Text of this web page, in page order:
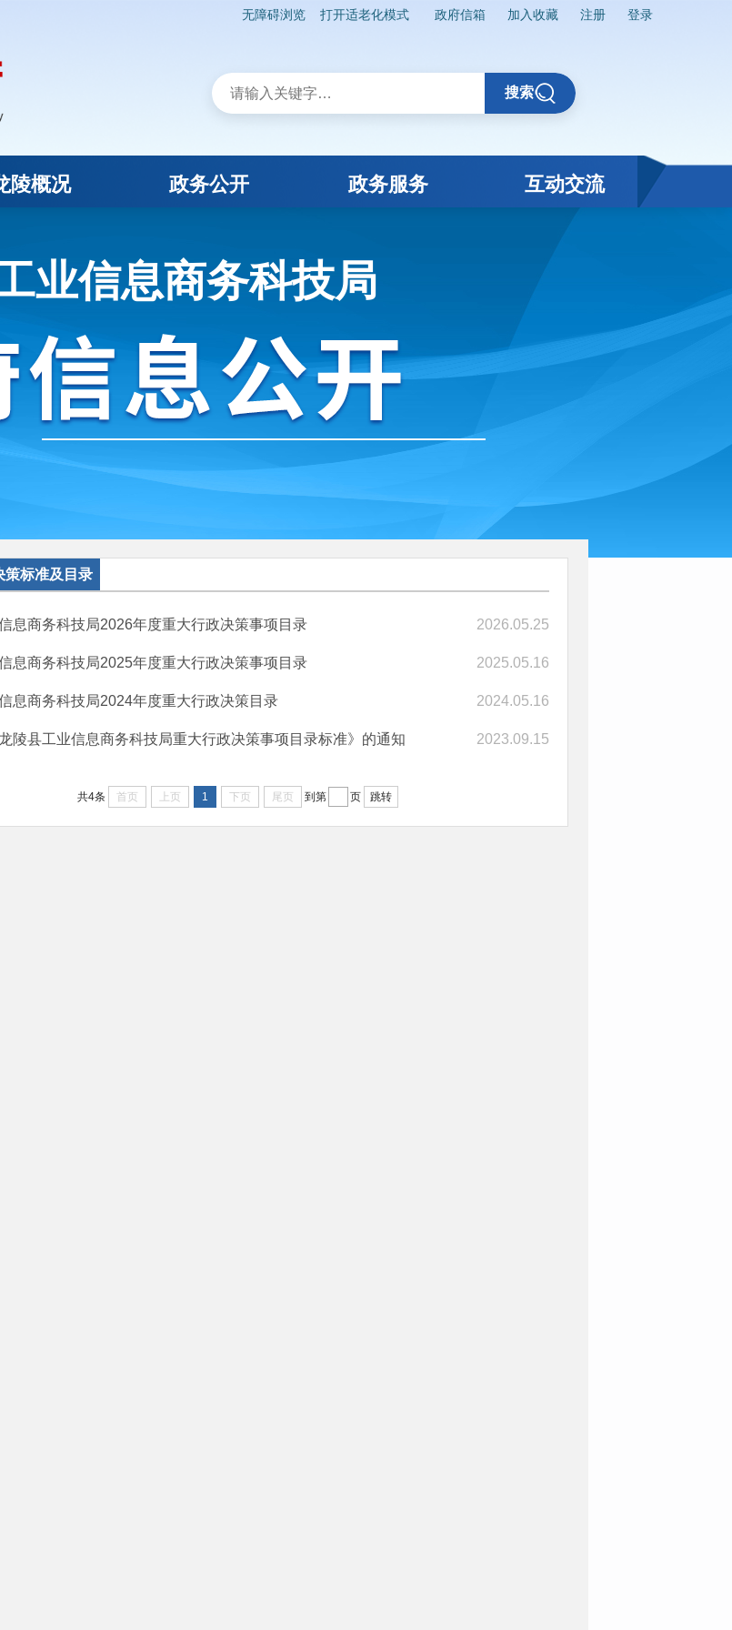
无障碍浏览 打开适老化模式 政府信箱 加入收藏 注册 登录
搜索
陵概况 政务公开 政务服务 互动交流
业信息商务科技局
策标准及目录
息商务科技局2026年度重大行政决策事项目录 2026.05.25
息商务科技局2025年度重大行政决策事项目录 2025.05.16
息商务科技局2024年度重大行政决策目录 2024.05.16
陵县工业信息商务科技局重大行​政决策事项目录标准》的通知 2023.09.15
共4条 首页 上页 1 下页 尾页 到第 页 跳转